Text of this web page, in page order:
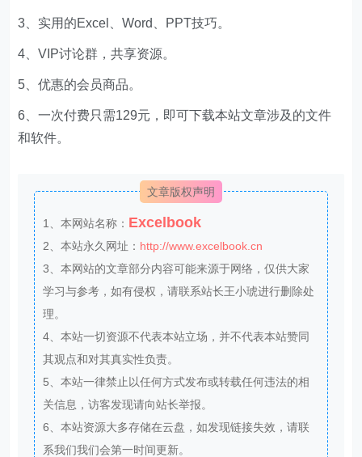
3、实用的Excel、Word、PPT技巧。
4、VIP讨论群，共享资源。
5、优惠的会员商品。
6、一次付费只需129元，即可下载本站文章涉及的文件
和软件。
文章版权声明
1、本网站名称： Excelbook
2、本站永久网址： http://www.excelbook.cn
3、本网站的文章部分内容可能来源于网络，仅供大家
学习与参考，如有侵权，请联系站长王小琥进行删除处
理。
4、本站一切资源不代表本站立场，并不代表本站赞同
其观点和对其真实性负责。
5、本站一律禁止以任何方式发布或转载任何违法的相
关信息，访客发现请向站长举报。
6、本站资源大多存储在云盘，如发现链接失效，请联
系我们我们会第一时间更新。